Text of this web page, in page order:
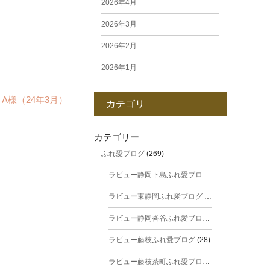
（24年3月）
2026年4月
2026年3月
2026年2月
2026年1月
2025年11月
2025年10月
2025年9月
2025年8月
2025年7月
2025年6月
2025年5月
2025年4月
カテゴリ
カテゴリー
ふれ愛ブログ (269)
ラビュー静岡下島ふれ愛ブログ
ラビュー東静岡ふれ愛ブログ
ラビュー静岡沓谷ふれ愛ブログ
ラビュー藤枝ふれ愛ブログ (28)
ラビュー藤枝茶町ふれ愛ブログ